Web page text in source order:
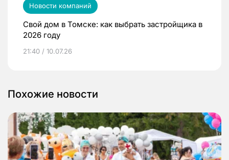
Новости компаний
Свой дом в Томске: как выбрать застройщика в
2026 году
21:40 / 10.07.26
Похожие новости